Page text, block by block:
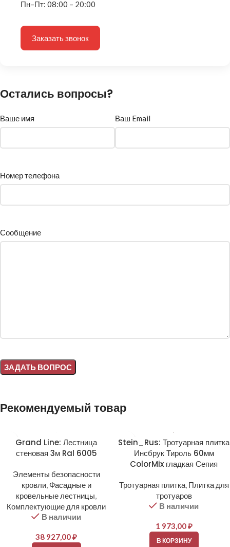
Пн–Пт: 08:00 – 20:00
Заказать звонок
Остались вопросы?
Ваше имя Ваш Email
Номер телефона
Сообщение
Рекомендуемый товар
Grand Line: Лестница
стеновая 3м Ral 6005
Элементы безопасности
кровли, Фасадные и
кровельные лестницы,
Комплектующие для кровли
В наличии
38 927,00₽
Stein_Rus: Тротуарная плитка
Инсбрук Тироль 60мм
ColorMix гладкая Сепия
Тротуарная плитка, Плитка для
тротуаров
В наличии
1 973,00₽
В КОРЗИНУ